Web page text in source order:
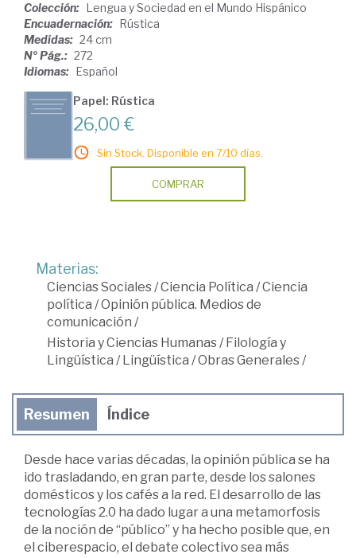
Colección: Lengua y Sociedad en el Mundo Hispánico
Encuadernación: Rústica
Medidas: 24 cm
Nº Pág.: 272
Idiomas: Español
Papel: Rústica
26,00 €
Sin Stock. Disponible en 7/10 días.
COMPRAR
Materias:
Ciencias Sociales/Ciencia Política /Ciencia
política /Opinión pública. Medios de
comunicación /
Historia y Ciencias Humanas/ Filología y
Lingüística / Lingüística /Obras Generales/
Resumen Índice
Desde hace varias décadas, la opinión pública se ha
ido trasladando, en gran parte, desde los salones
domésticos y los cafés a la red. El desarrollo de las
tecnologías 2.0 ha dado lugar a una metamorfosis
de la noción de “público” y ha hecho posible que, en
el ciberespacio, el debate colectivo sea más